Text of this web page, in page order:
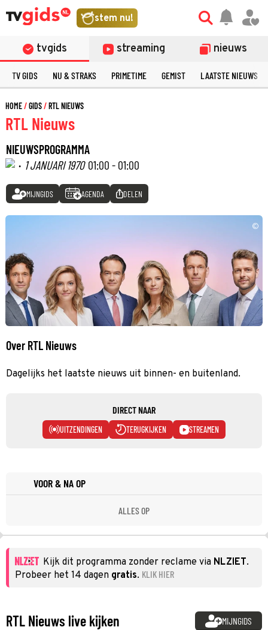
stem nu!
tvgids streaming nieuws
TV GIDS NU & STRAKS PRIMETIME GEMIST LAATSTE NIEUWS
HOME GIDS RTL NIEUWS
RTL Nieuws
NIEUWSPROGRAMMA
· 1 JANUARI 1970 01:00 - 01:00
MIJNGIDS AGENDA DELEN
©
Over RTL Nieuws
Dagelijks het laatste nieuws uit binnen- en buitenland.
DIRECT NAAR
UITZENDINGEN TERUGKIJKEN STREAMEN
VOOR & NA OP
ALLES OP
Kijk dit programma zonder reclame via NLZIET.
Probeer het 14 dagen gratis. KLIK HIER
RTL Nieuws live kijken MIJNGIDS